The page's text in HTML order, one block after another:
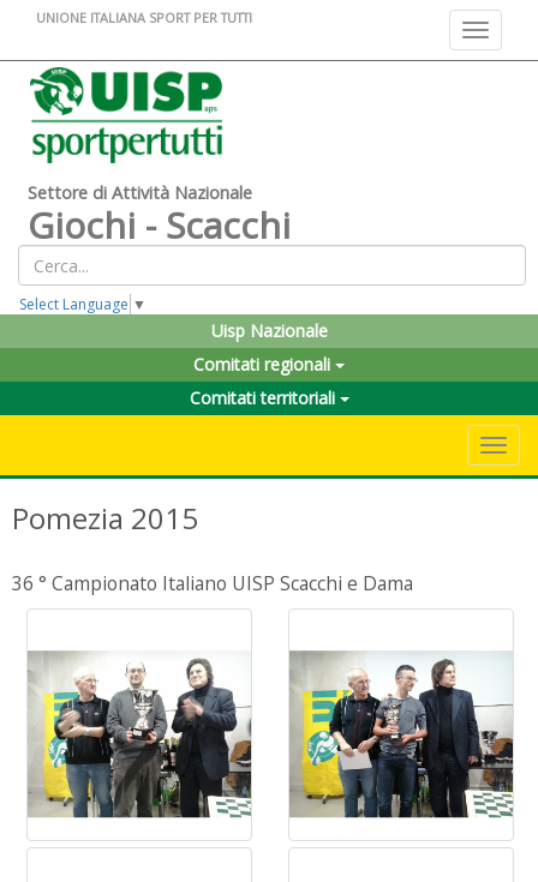
Toggle
UNIONE ITALIANA SPORT PER TUTTI
Settore di Attività Nazionale
Giochi - Scacchi
Select Language ▼
Uisp Nazionale
Comitati regionali
Comitati territoriali
Pomezia 2015
36 ° Campionato Italiano UISP Scacchi e Dama